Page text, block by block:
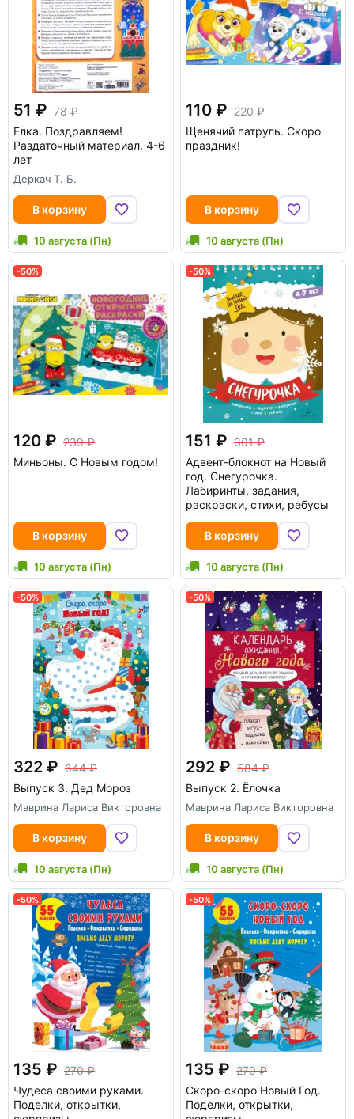
51
78
Елка. Поздравляем!
Раздаточный материал. 4-6
лет
Деркач Т. Б.
В корзину
10 августа (Пн)
110
220
Щенячий патруль. Скоро
праздник!
В корзину
10 августа (Пн)
-50%
120
239
Миньоны. С Новым годом!
В корзину
10 августа (Пн)
-50%
151
301
Адвент-блокнот на Новый
год. Снегурочка.
Лабиринты, задания,
раскраски, стихи, ребусы
В корзину
10 августа (Пн)
-50%
322
644
Выпуск 3. Дед Мороз
Маврина Лариса Викторовна
В корзину
10 августа (Пн)
-50%
292
584
Выпуск 2. Ёлочка
Маврина Лариса Викторовна
В корзину
10 августа (Пн)
-50%
135
270
Чудеса своими руками.
Поделки, открытки,
-50%
135
270
Скоро-скоро Новый Год.
Поделки, открытки,